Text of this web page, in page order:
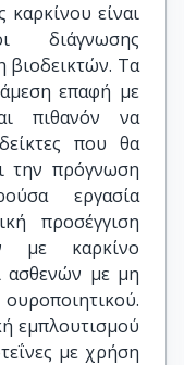
είναι
διάγνωσης
βιοδεικτών. Τα
επαφή με
πιθανόν να
που θα
την πρόγνωση
εργασία
προσέγγιση
με καρκίνο
ασθενών με μη
ουροποιητικού.
εμπλουτισμού
με χρήση